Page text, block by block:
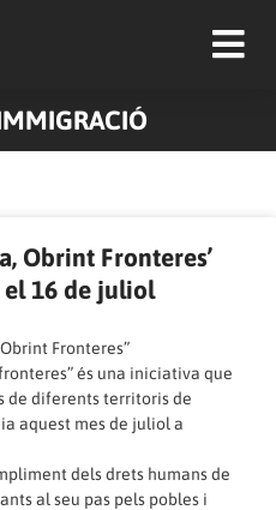
Obrint Fronteres’
16 de juliol
Fronteres”
és una iniciativa que
de diferents territoris de
aquest mes de juliol a
dels drets humans de
al seu pas pels pobles i